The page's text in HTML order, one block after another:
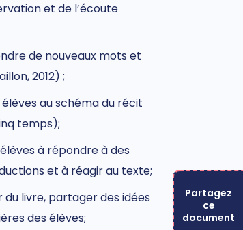
et de l’écoute
de nouveaux mots et
2012) ;
au schéma du récit
temps);
à répondre à des
et à réagirau texte;
livre, partager des idées
des élèves;
Partagez
ce
document